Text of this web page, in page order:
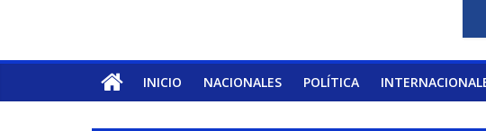
INICIO NACIONALES POLÍTICA